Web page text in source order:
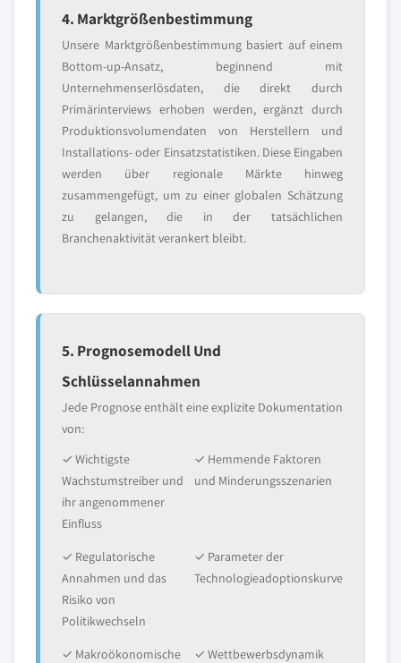
4. Marktgrößenbestimmung
Unsere Marktgrößenbestimmung basiert auf einem
Bottom-up-Ansatz, beginnend mit
Unternehmenserlösdaten, die direkt durch
Primärinterviews erhoben werden, ergänzt durch
Produktionsvolumendaten von Herstellern und
Installations- oder Einsatzstatistiken. Diese Eingaben
werden über regionale Märkte hinweg
zusammengefügt, um zu einer globalen Schätzung
zu gelangen, die in der tatsächlichen
Branchenaktivität verankert bleibt.
5. Prognosemodell Und
Schlüsselannahmen
Jede Prognose enthält eine explizite Dokumentation
von:
✓ Wichtigste
Wachstumstreiber und
ihr angenommener
Einfluss
✓ Hemmende Faktoren
und Minderungsszenarien
✓ Regulatorische
Annahmen und das
Risiko von
Politikwechseln
✓ Parameter der
Technologieadoptionskurve
✓ Makroökonomische
✓ Wettbewerbsdynamik